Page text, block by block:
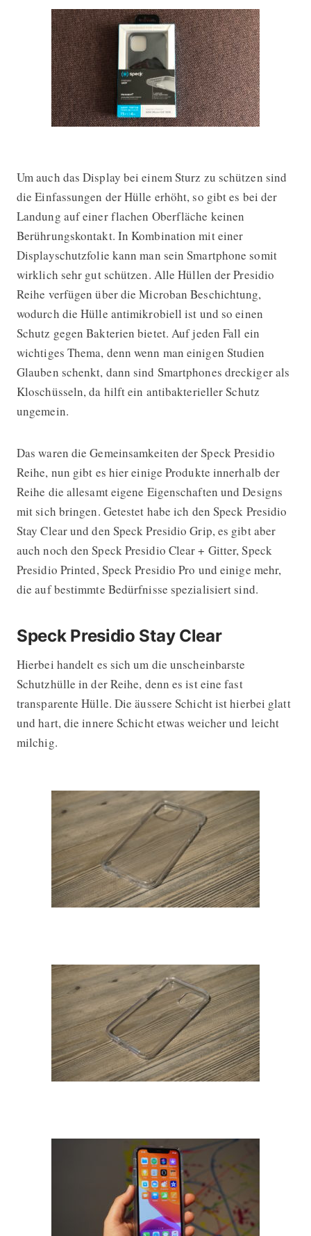
Um auch das Display bei einem Sturz zu schützen sind
die Einfassungen der Hülle erhöht, so gibt es bei der
Landung auf einer flachen Oberfläche keinen
Berührungskontakt. In Kombination mit einer
Displayschutzfolie kann man sein Smartphone somit
wirklich sehr gut schützen. Alle Hüllen der Presidio
Reihe verfügen über die Microban Beschichtung,
wodurch die Hülle antimikrobiell ist und so einen
Schutz gegen Bakterien bietet. Auf jeden Fall ein
wichtiges Thema, denn wenn man einigen Studien
Glauben schenkt, dann sind Smartphones dreckiger als
Kloschüsseln, da hilft ein antibakterieller Schutz
ungemein.
Das waren die Gemeinsamkeiten der Speck Presidio
Reihe, nun gibt es hier einige Produkte innerhalb der
Reihe die allesamt eigene Eigenschaften und Designs
mit sich bringen. Getestet habe ich den Speck Presidio
Stay Clear und den Speck Presidio Grip, es gibt aber
auch noch den Speck Presidio Clear + Gitter, Speck
Presidio Printed, Speck Presidio Pro und einige mehr,
die auf bestimmte Bedürfnisse spezialisiert sind.
Speck Presidio Stay Clear
Hierbei handelt es sich um die unscheinbarste
Schutzhülle in der Reihe, denn es ist eine fast
transparente Hülle. Die äussere Schicht ist hierbei glatt
und hart, die innere Schicht etwas weicher und leicht
milchig.